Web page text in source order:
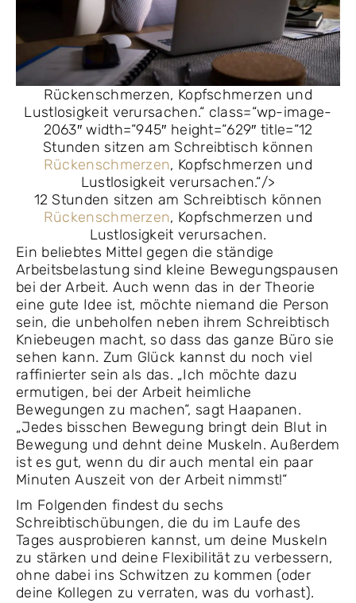
Rückenschmerzen, Kopfschmerzen und
Lustlosigkeit verursachen.“ class=“wp-image-
2063″ width=“945″ height=“629″ title=“12
Stunden sitzen am Schreibtisch können
Rückenschmerzen, Kopfschmerzen und
Lustlosigkeit verursachen.“/>
12 Stunden sitzen am Schreibtisch können
Rückenschmerzen, Kopfschmerzen und
Lustlosigkeit verursachen.
Ein beliebtes Mittel gegen die ständige
Arbeitsbelastung sind kleine Bewegungspausen
bei der Arbeit. Auch wenn das in der Theorie
eine gute Idee ist, möchte niemand die Person
sein, die unbeholfen neben ihrem Schreibtisch
Kniebeugen macht, so dass das ganze Büro sie
sehen kann. Zum Glück kannst du noch viel
raffinierter sein als das. „Ich möchte dazu
ermutigen, bei der Arbeit heimliche
Bewegungen zu machen“, sagt Haapanen.
„Jedes bisschen Bewegung bringt dein Blut in
Bewegung und dehnt deine Muskeln. Außerdem
ist es gut, wenn du dir auch mental ein paar
Minuten Auszeit von der Arbeit nimmst!“
Im Folgenden findest du sechs
Schreibtischübungen, die du im Laufe des
Tages ausprobieren kannst, um deine Muskeln
zu stärken und deine Flexibilität zu verbessern,
ohne dabei ins Schwitzen zu kommen (oder
deine Kollegen zu verraten, was du vorhast).